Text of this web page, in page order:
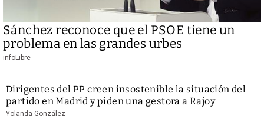
Sánchez reconoce que el PSOE tiene un
problema en las grandes urbes
infoLibre
Dirigentes del PP creen insostenible la situación del
partido en Madrid y piden una gestora a Rajoy
Yolanda González